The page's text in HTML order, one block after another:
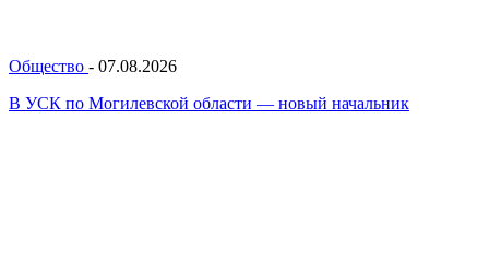
Общество - 07.08.2026
В УСК по Могилевской области — новый начальник